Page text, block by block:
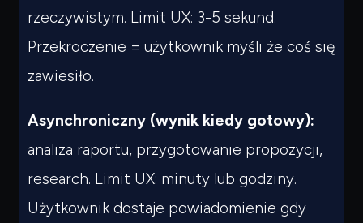
rzeczywistym. Limit UX: 3-5 sekund.
Przekroczenie = użytkownik myśli że coś się
zawiesiło.
Asynchroniczny (wynik kiedy gotowy):
analiza raportu, przygotowanie propozycji,
research. Limit UX: minuty lub godziny.
Użytkownik dostaje powiadomienie gdy